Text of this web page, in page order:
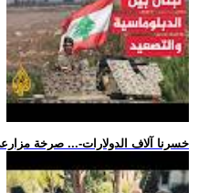
.. -خسرنا آلاف الدولارات-... صرخة